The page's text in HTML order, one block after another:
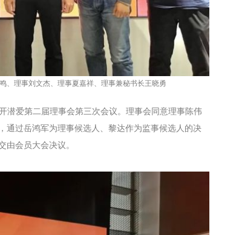
、理事刘文杰、理事夏嘉祥、理事兼秘书长王晓勇
潜爱第二届理事会第三次会议。理事会同意理事陈伟
通过岳鸿军为理事候选人、黎达作为监事候选人的决
会员大会决议。